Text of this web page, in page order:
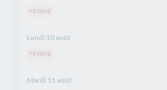
FERME
Lundi 10 août
FERME
Mardi 11 août